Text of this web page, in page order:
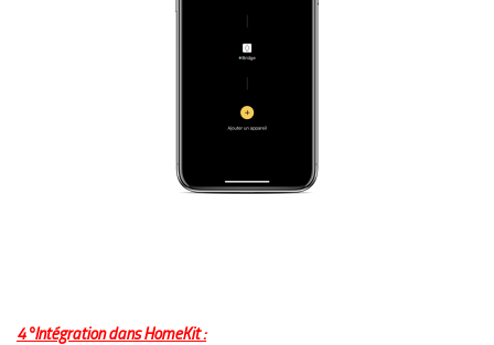
4°Intégration dans HomeKit :